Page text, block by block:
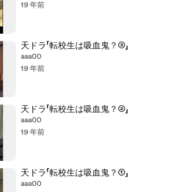
19 年前
天ドラ「転校生は吸血鬼？③」
aaa00
19 年前
天ドラ「転校生は吸血鬼？②」
aaa00
19 年前
天ドラ「転校生は吸血鬼？①」
aaa00